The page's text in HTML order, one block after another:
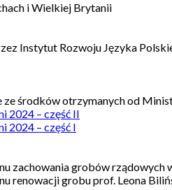
i Wielkiej Brytanii
Instytut Rozwoju Języka
ze środków otrzymanych od
2024 – część II
2024 – część I
zachowania grobów rządowych
renowacji grobu prof. Leona